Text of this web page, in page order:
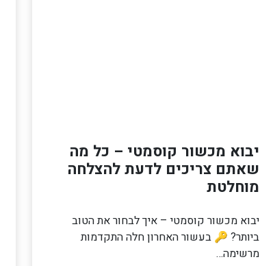
יבוא מכשור קוסמטי – כל מה
שאתם צריכים לדעת להצלחה
מוחלטת
יבוא מכשור קוסמטי – איך לבחור את הטוב
ביותר? 🔑 בעשור האחרון חלה התקדמות
מרשימה…